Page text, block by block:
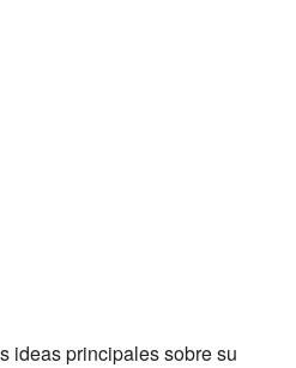
ideas principales sobre su